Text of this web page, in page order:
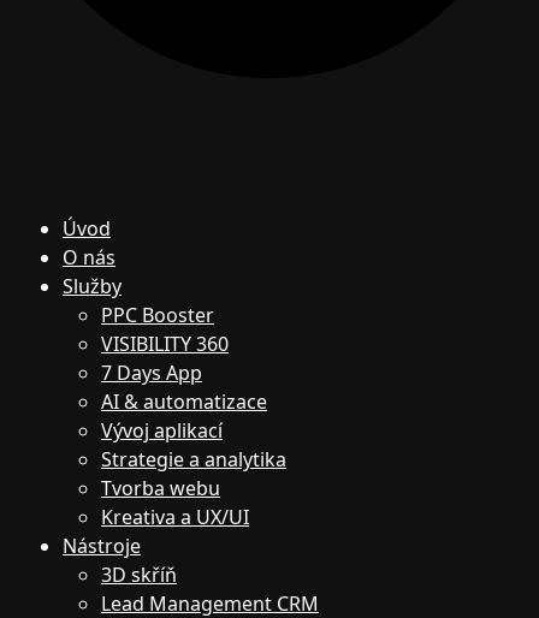
Úvod
O nás
Služby
PPC Booster
VISIBILITY 360
7 Days App
AI & automatizace
Vývoj aplikací
Strategie a analytika
Tvorba webu
Kreativa a UX/UI
Nástroje
3D skříň
Lead Management CRM